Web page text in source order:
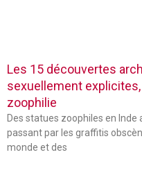
Les 15 découvertes
sexuellement
zoophilie
Des statues zoophiles en
passant par les graffitis
monde et des